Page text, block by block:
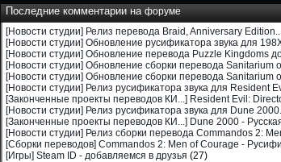
Последние комментарии на форуме
[Новости студии] Релиз перевода Braid, Anniversary
[Новости студии] Обновление русификатора звука для
[Новости студии] Обновление перевода Puzzle Kingdoms
[Новости студии] Обновление сборки перевода Sanitarium
[Новости студии] Обновление сборки перевода Sanitarium
[Новости студии] Релиз русификатора звука для Resident
[Законченные проекты переводов КИ...] Resident Evil:
[Новости студии] Релиз русификатора звука для Dune
[Законченные проекты переводов КИ...] Dune 2000 -
[Новости студии] Релиз сборки перевода Commandos 2:
[Сборки переводов] Commandos 2: Men of Courage -
[Игры] Steam ID - добавляемся в друзья (27)